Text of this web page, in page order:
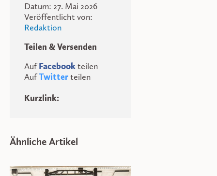
Datum: 27. Mai 2026
Veröffentlicht von:
Redaktion
Teilen & Versenden
AufFacebookteilen
AufTwitterteilen
Kurzlink:
Ähnliche Artikel